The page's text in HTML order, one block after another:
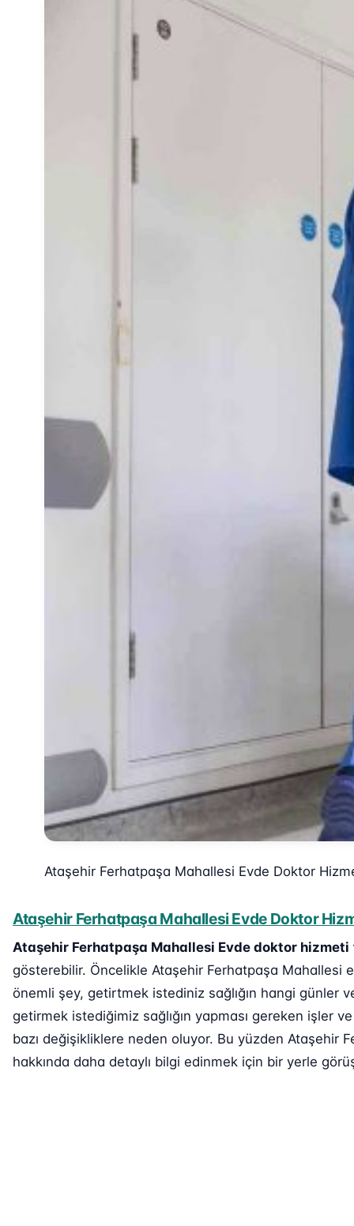
Ataşehir Ferhatpaşa Mahallesi Evde Doktor
Ataşehir Ferhatpaşa Mahallesi Evde Doktor
Ataşehir Ferhatpaşa Mahallesi Evde doktor hizmeti
gösterebilir. Öncelikle Ataşehir Ferhatpaşa Mahallesi
önemli şey, getirtmek istediniz sağlığın hangi günler
getirmek istediğimiz sağlığın yapması gereken işler
bazı değişikliklere neden oluyor. Bu yüzden Ataşehir
hakkında daha detaylı bilgi edinmek için bir yerle